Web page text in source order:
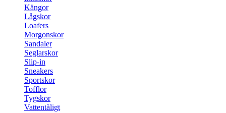
Kängor
Lågskor
Loafers
Morgonskor
Sandaler
Seglarskor
Slip-in
Sneakers
Sportskor
Tofflor
Tygskor
Vattentåligt